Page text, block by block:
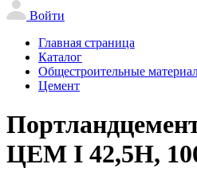
Войти
Главная страница
Каталог
Общестроительные
Цемент
ЦЕМ I 42,5Н,